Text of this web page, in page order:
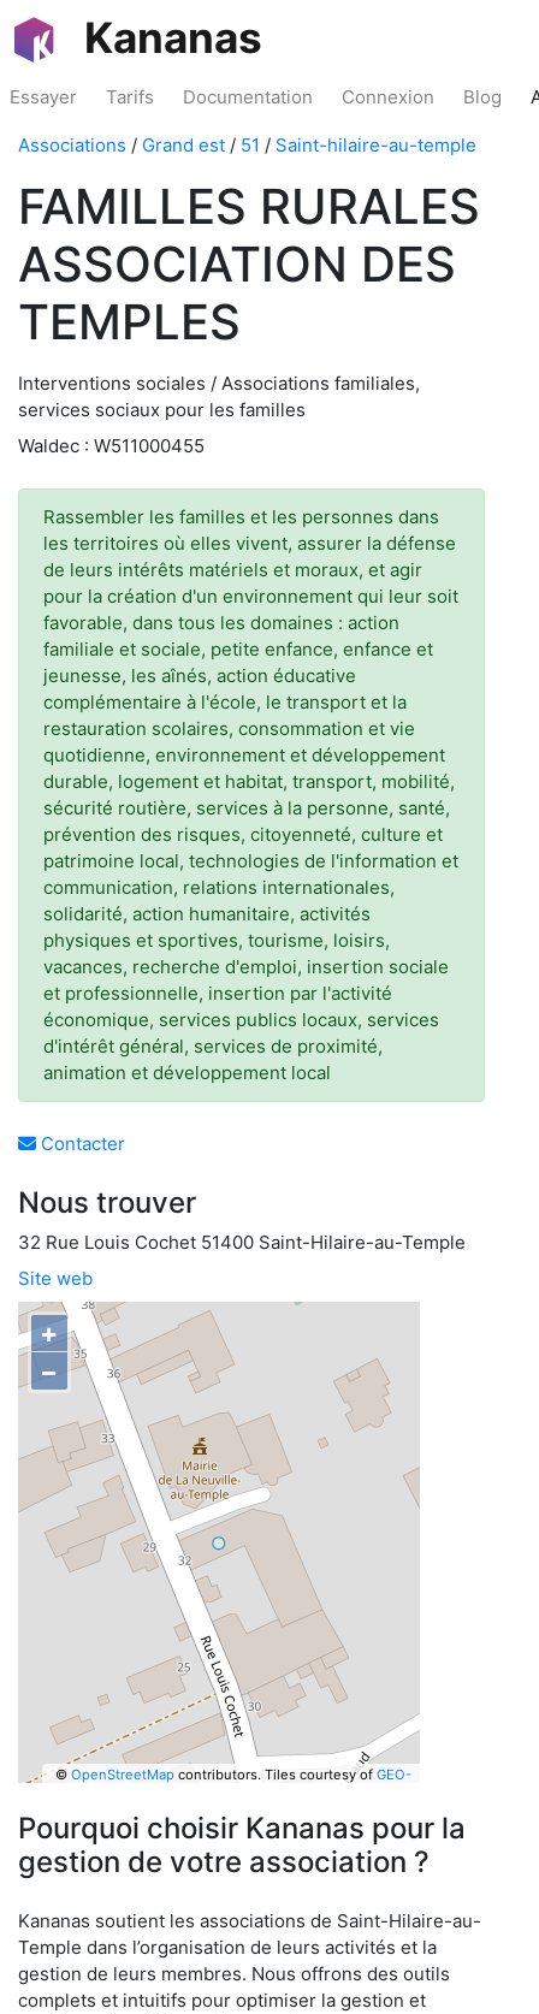
Kananas
Essayer Tarifs Documentation Connexion Blog
Associations / Grand est / 51 / Saint-hilaire-au-temple
FAMILLES RURALES
ASSOCIATION DES
TEMPLES
Interventions sociales / Associations familiales,
services sociaux pour les familles
Waldec : W511000455
Rassembler les familles et les personnes dans
les territoires où elles vivent, assurer la défense
de leurs intérêts matériels et moraux, et agir
pour la création d'un environnement qui leur soit
favorable, dans tous les domaines : action
familiale et sociale, petite enfance, enfance et
jeunesse, les aînés, action éducative
complémentaire à l'école, le transport et la
restauration scolaires, consommation et vie
quotidienne, environnement et développement
durable, logement et habitat, transport, mobilité,
sécurité routière, services à la personne, santé,
prévention des risques, citoyenneté, culture et
patrimoine local, technologies de l'information et
communication, relations internationales,
solidarité, action humanitaire, activités
physiques et sportives, tourisme, loisirs,
vacances, recherche d'emploi, insertion sociale
et professionnelle, insertion par l'activité
économique, services publics locaux, services
d'intérêt général, services de proximité,
animation et développement local
Contacter
Nous trouver
32 Rue Louis Cochet 51400 Saint-Hilaire-au-Temple
Site web
+
−
© OpenStreetMapcontributors. Tiles courtesy of GEO-
Pourquoi choisir Kananas pour la
gestion de votre association ?
Kananas soutient les associations de Saint-Hilaire-au-
Temple dans l’organisation de leurs activités et la
gestion de leurs membres. Nous offrons des outils
complets et intuitifs pour optimiser la gestion et